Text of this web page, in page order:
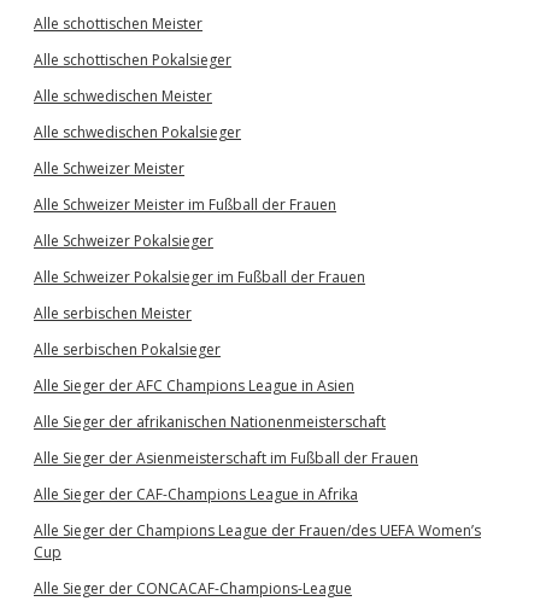
Alle schottischen Meister
Alle schottischen Pokalsieger
Alle schwedischen Meister
Alle schwedischen Pokalsieger
Alle Schweizer Meister
Alle Schweizer Meister im Fußball der Frauen
Alle Schweizer Pokalsieger
Alle Schweizer Pokalsieger im Fußball der Frauen
Alle serbischen Meister
Alle serbischen Pokalsieger
Alle Sieger der AFC Champions League in Asien
Alle Sieger der afrikanischen Nationenmeisterschaft
Alle Sieger der Asienmeisterschaft im Fußball der Frauen
Alle Sieger der CAF-Champions League in Afrika
Alle Sieger der Champions League der Frauen/des UEFA Women’s
Cup
Alle Sieger der CONCACAF-Champions-League